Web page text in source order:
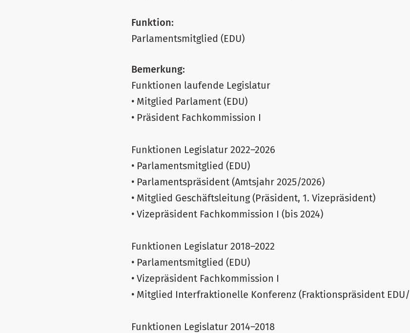
Funktion:
Parlamentsmitglied (EDU)
Bemerkung:
Funktionen laufende Legislatur
• Mitglied Parlament (EDU)
• Präsident Fachkommission I
Funktionen Legislatur 2022–2026
• Parlamentsmitglied (EDU)
• Parlamentspräsident (Amtsjahr 2025/2026)
• Mitglied Geschäftsleitung (Präsident, 1. Vizepräsident)
• Vizepräsident Fachkommission I (bis 2024)
Funktionen Legislatur 2018–2022
• Parlamentsmitglied (EDU)
• Vizepräsident Fachkommission I
• Mitglied Interfraktionelle Konferenz (Fraktionspräsident
Funktionen Legislatur 2014–2018